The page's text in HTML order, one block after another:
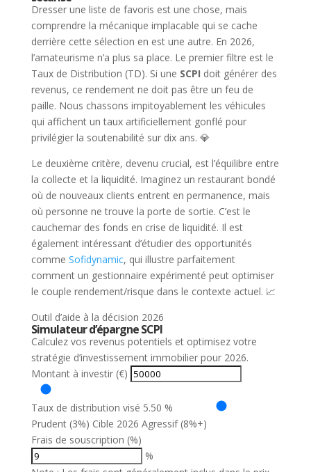
Dresser une liste de favoris est une chose, mais
comprendre la mécanique implacable qui se cache
derrière cette sélection en est une autre. En 2026,
l’amateurisme n’a plus sa place. Le premier filtre est le
Taux de Distribution (TD). Si une SCPI doit générer des
revenus, ce rendement ne doit pas être un feu de
paille. Nous chassons impitoyablement les véhicules
qui affichent un taux artificiellement gonflé pour
privilégier la soutenabilité sur dix ans. 💎
Le deuxième critère, devenu crucial, est l’équilibre entre
la collecte et la liquidité. Imaginez un restaurant bondé
où de nouveaux clients entrent en permanence, mais
où personne ne trouve la porte de sortie. C’est le
cauchemar des fonds en crise de liquidité. Il est
également intéressant d’étudier des opportunités
comme Sofidynamic, qui illustre parfaitement
comment un gestionnaire expérimenté peut optimiser
le couple rendement/risque dans le contexte actuel. 📈
Outil d’aide à la décision 2026
Simulateur d’épargne SCPI
Calculez vos revenus potentiels et optimisez votre
stratégie d’investissement immobilier pour 2026.
Montant à investir (€)
Taux de distribution visé 5.50 %
Prudent (3%) Cible 2026 Agressif (8%+)
Frais de souscription (%)
%